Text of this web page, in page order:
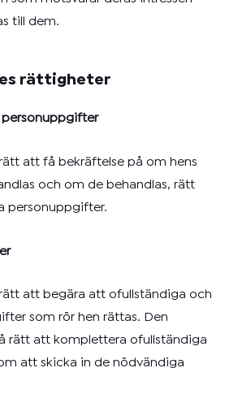
till dem.
rättigheter
att få bekräftelse på om hens
och om de behandlas, rätt
personuppgifter.
rätt att begära att ofullständiga och
som rör hen rättas. Den
rätt att komplettera ofullständiga
att skicka in de nödvändiga